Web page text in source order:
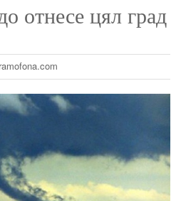
отнесе цял град